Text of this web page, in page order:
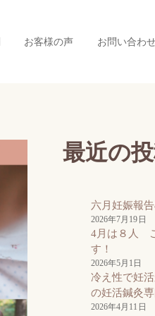
お客様の声 お問い合わ
最近の
六月妊娠報
2026年7月19日
4月は８人
す！
2026年5月1日
冷え性で妊
の妊活鍼灸
2026年4月11日